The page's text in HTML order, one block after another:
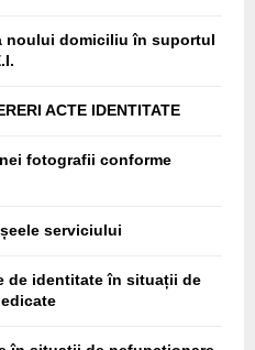
noului domiciliu în suportul
ACTE IDENTITATE
fotografii conforme
serviciului
de identitate în situații de